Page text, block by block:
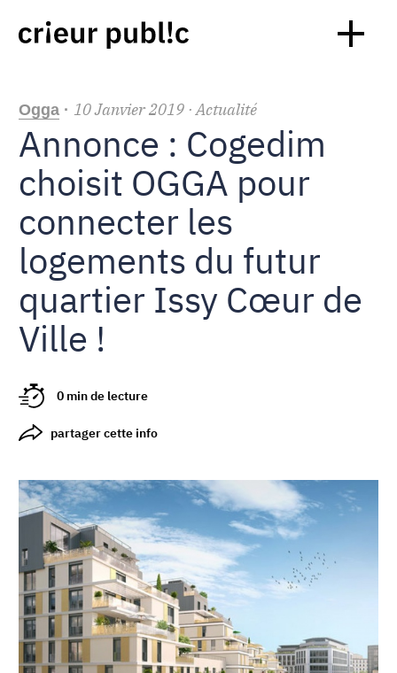
Ogga · 10Janvier2019 · Actualité
Annonce : Cogedim
choisit OGGA pour
connecter les
logements du futur
quartier Issy Cœur de
Ville !
0 min de lecture
partager cette info